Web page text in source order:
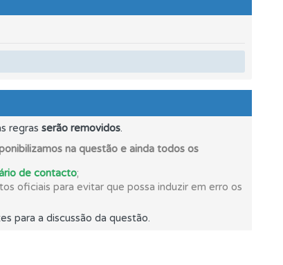
regras serão removidos.
na questão e ainda todos os
de contacto;
oficiais para evitar que possa induzir em erro os
para a discussão da questão.